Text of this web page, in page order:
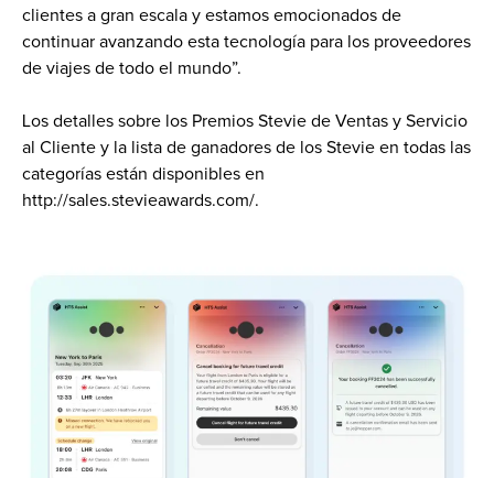
clientes a gran escala y estamos emocionados de
continuar avanzando esta tecnología para los proveedores
de viajes de todo el mundo”.
Los detalles sobre los Premios Stevie de Ventas y Servicio
al Cliente y la lista de ganadores de los Stevie en todas las
categorías están disponibles en
http://sales.stevieawards.com/.